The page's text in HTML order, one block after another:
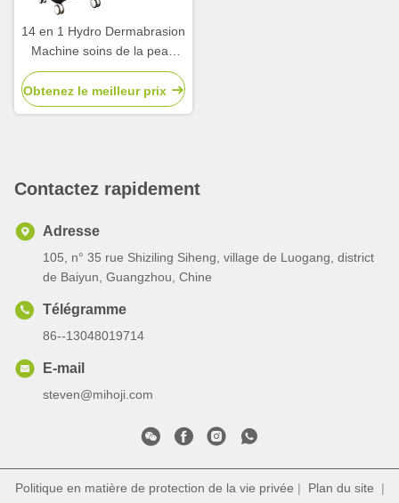
14 en 1 Hydro Dermabrasion
Machine soins de la peau
Hydro machine faciale
Obtenez le meilleur prix
Contactez rapidement
Adresse
105, n° 35 rue Shiziling Siheng, village de Luogang, district
de Baiyun, Guangzhou, Chine
Télégramme
86--13048019714
E-mail
steven@mihoji.com
Politique en matière de protection de la vie privée | Plan du site |